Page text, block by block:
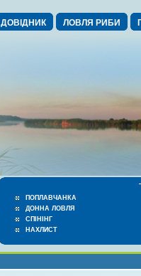
ДОВІДНИК ЛОВЛЯ РИБИ
ПОПЛАВЧАНКА
ДОННА ЛОВЛЯ
СПІНІНГ
НАХЛИСТ